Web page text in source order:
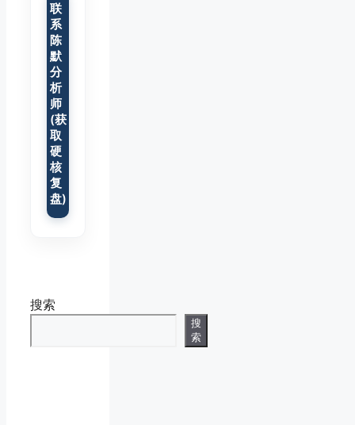
联
系
陈
默
分
析
师
(获
取
硬
核
复
盘)
搜索
搜
索